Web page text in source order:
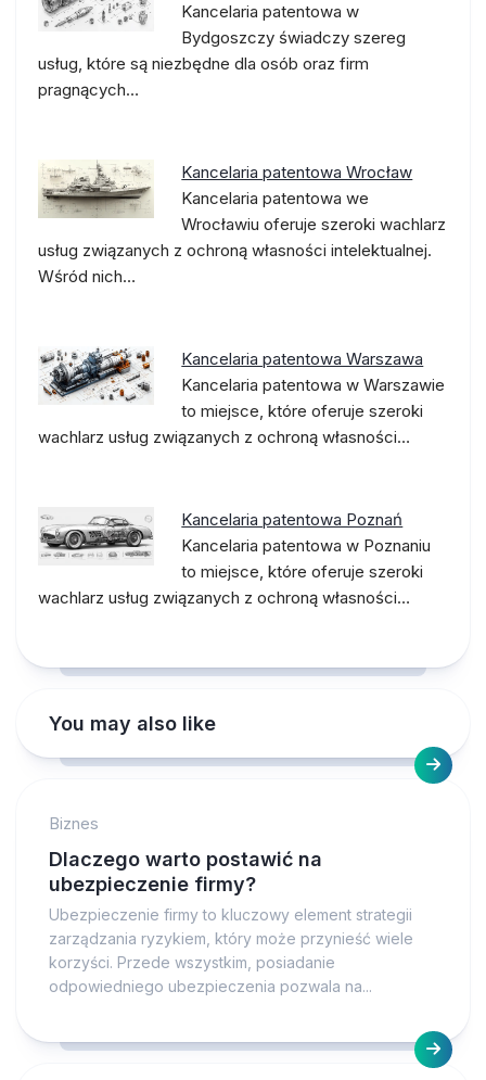
Kancelaria patentowa w
Bydgoszczy świadczy szereg
usług, które są niezbędne dla osób oraz firm
pragnących…
Kancelaria patentowa Wrocław
Kancelaria patentowa we
Wrocławiu oferuje szeroki wachlarz
usług związanych z ochroną własności intelektualnej.
Wśród nich…
Kancelaria patentowa Warszawa
Kancelaria patentowa w Warszawie
to miejsce, które oferuje szeroki
wachlarz usług związanych z ochroną własności…
Kancelaria patentowa Poznań
Kancelaria patentowa w Poznaniu
to miejsce, które oferuje szeroki
wachlarz usług związanych z ochroną własności…
You may also like
Biznes
Dlaczego warto postawić na
ubezpieczenie firmy?
Ubezpieczenie firmy to kluczowy element strategii
zarządzania ryzykiem, który może przynieść wiele
korzyści. Przede wszystkim, posiadanie
odpowiedniego ubezpieczenia pozwala na...